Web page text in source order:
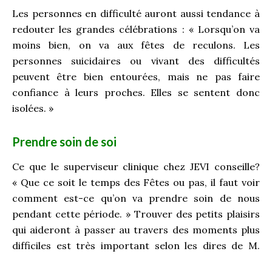
Les personnes en difficulté auront aussi tendance à
redouter les grandes célébrations : « Lorsqu’on va
moins bien, on va aux fêtes de reculons. Les
personnes suicidaires ou vivant des difficultés
peuvent être bien entourées, mais ne pas faire
confiance à leurs proches. Elles se sentent donc
isolées. »
Prendre soin de soi
Ce que le superviseur clinique chez JEVI conseille?
« Que ce soit le temps des Fêtes ou pas, il faut voir
comment est-ce qu’on va prendre soin de nous
pendant cette période. » Trouver des petits plaisirs
qui aideront à passer au travers des moments plus
difficiles est très important selon les dires de M.